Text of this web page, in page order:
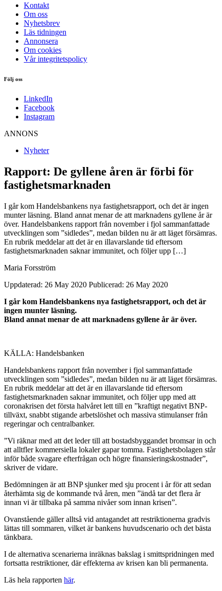
Kontakt
Om oss
Nyhetsbrev
Läs tidningen
Annonsera
Om cookies
Vår integritetspolicy
Följ oss
LinkedIn
Facebook
Instagram
ANNONS
Nyheter
Rapport: De gyllene åren är förbi för
fastighetsmarknaden
I går kom Handelsbankens nya fastighetsrapport, och det är ingen
munter läsning. Bland annat menar de att marknadens gyllene år är
över. Handelsbankens rapport från november i fjol sammanfattade
utvecklingen som ”sidledes”, medan bilden nu är att läget försämras.
En rubrik meddelar att det är en illavarslande tid eftersom
fastighetsmarknaden saknar immunitet, och följer upp […]
Maria Forsström
Uppdaterad: 26 May 2020 Publicerad: 26 May 2020
I går kom Handelsbankens nya fastighetsrapport, och det är
ingen munter läsning.
Bland annat menar de att marknadens gyllene år är över.
KÄLLA: Handelsbanken
Handelsbankens rapport från november i fjol sammanfattade
utvecklingen som ”sidledes”, medan bilden nu är att läget försämras.
En rubrik meddelar att det är en illavarslande tid eftersom
fastighetsmarknaden saknar immunitet, och följer upp med att
coronakrisen det första halvåret lett till en ”kraftigt negativt BNP-
tillväxt, snabbt stigande arbetslöshet och massiva stimulanser från
regeringar och centralbanker.
”Vi räknar med att det leder till att bostadsbyggandet bromsar in och
att alltfler kommersiella lokaler gapar tomma. Fastighetsbolagen står
inför både svagare efterfrågan och högre finansieringskostnader”,
skriver de vidare.
Bedömningen är att BNP sjunker med sju procent i år för att sedan
återhämta sig de kommande två åren, men ”ändå tar det flera år
innan vi är tillbaka på samma nivåer som innan krisen”.
Ovanstående gäller alltså vid antagandet att restriktionerna gradvis
lättas till sommaren, vilket är bankens huvudscenario och det bästa
tänkbara.
I de alternativa scenarierna inräknas bakslag i smittspridningen med
fortsatta restriktioner, där effekterna av krisen kan bli permanenta.
Läs hela rapporten här.